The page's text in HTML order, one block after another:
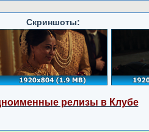
Скриншоты:
релизы в Клубе